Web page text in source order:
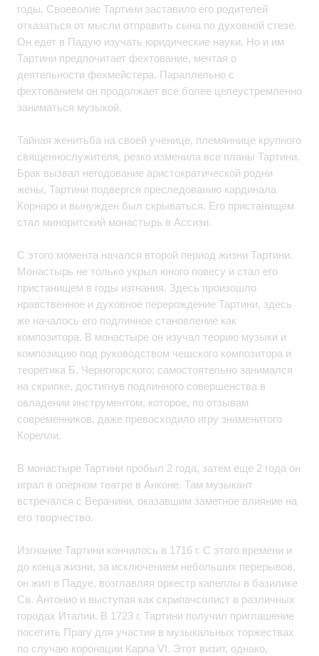
годы. Своеволие Тартини заставило его родителей
отказаться от мысли отправить сына по духовной стезе.
Он едет в Падую изучать юридические науки. Но и им
Тартини предпочитает фехтование, мечтая о
деятельности фехмейстера. Параллельно с
фехтованием он продолжает все более целеустремленно
заниматься музыкой.
Тайная женитьба на своей ученице, племяннице крупного
священнослужителя, резко изменила все планы Тартини.
Брак вызвал негодование аристократической родни
жены, Тартини подвергся преследованию кардинала
Корнаро и вынужден был скрываться. Его пристанищем
стал миноритский монастырь в Ассизи.
С этого момента начался второй период жизни Тартини.
Монастырь не только укрыл юного повесу и стал его
пристанищем в годы изгнания. Здесь произошло
нравственное и духовное перерождение Тартини, здесь
же началось его подлинное становление как
композитора. В монастыре он изучал теорию музыки и
композицию под руководством чешского композитора и
теоретика Б. Черногорского; самостоятельно занимался
на скрипке, достигнув подлинного совершенства в
овладении инструментом, которое, по отзывам
современников, даже превосходило игру знаменитого
Корелли.
В монастыре Тартини пробыл 2 года, затем еще 2 года он
играл в оперном театре в Анконе. Там музыкант
встречался с Верачини, оказавшим заметное влияние на
его творчество.
Изгнание Тартини кончилось в 1716 г. С этого времени и
до конца жизни, за исключением небольших перерывов,
он жил в Падуе, возглавляя оркестр капеллы в базилике
Св. Антонио и выступая как скрипачсолист в различных
городах Италии. В 1723 г. Тартини получил приглашение
посетить Прагу для участия в музыкальных торжествах
по случаю коронации Карла VI. Этот визит, однако,